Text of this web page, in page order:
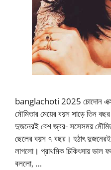
banglachoti 2025 চোদোন
মৌমিতার মেয়ের বয়স সাড়ে তিন
দুজনেরই বেশ জ্বর- সসেসময়
ছেলের বয়স ৭ বছর। হঠাৎ দুজনেরই
লাগলো। প্রাথমিক চিকিৎসায় ভাল
বললো, …